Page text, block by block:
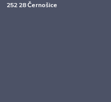
252 28 Černošice